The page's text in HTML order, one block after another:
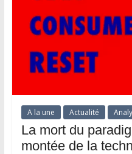
A la une Actualité
La mort du
montée de la